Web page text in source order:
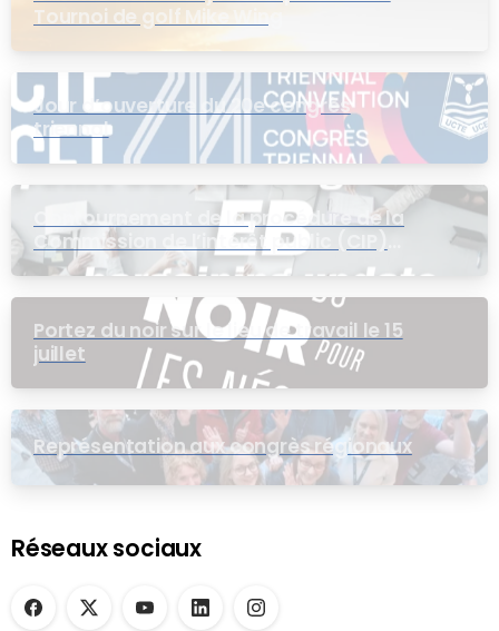
Tournoi de golf Mike Wing
Jour d’ouverture du 20e congrès
triennal
Contournement de la procédure de la
Commission de l’intérêt public (CIP)
pour le groupe EB
Portez du noir sur le lieu de travail le 15
juillet
Représentation aux congrès régionaux
Réseaux sociaux